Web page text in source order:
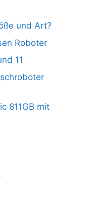
und Art?
Roboter
11
811GB mit